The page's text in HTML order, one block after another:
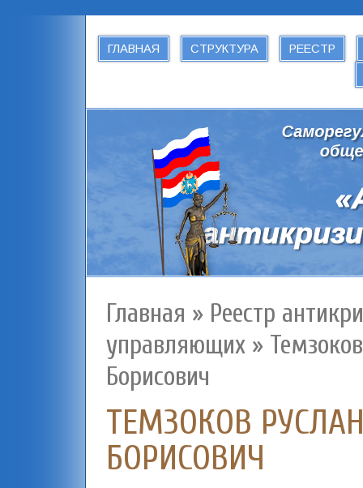
ГЛАВНАЯ СТРУКТУРА РЕЕСТР
Главная » Реестр
управляющих »
Борисович
ТЕМЗОКОВ
БОРИСОВИЧ